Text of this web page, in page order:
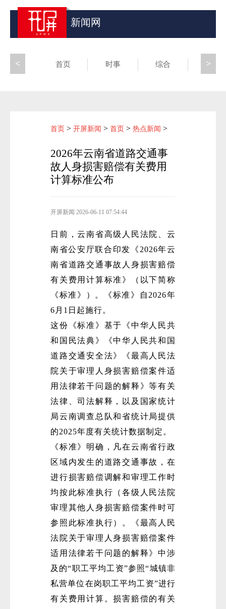
新闻网
首页 时事 综合 昆滇
>
<
首页 > 开屏新闻 > 首页 > 热点新闻 >
2026年云南省道路交通事
故人身损害赔偿有关费用
计算标准公布
开屏新闻 2026-06-11 07:54:44
日前，云南省高级人民法院、云
南省公安厅联合印发《2026年云
南省道路交通事故人身损害赔偿
有关费用计算标准》（以下简称
《标准》）。《标准》自2026年
6月1日起施行。
这份《标准》基于《中华人民共
和国民法典》《中华人民共和国
道路交通安全法》《最高人民法
院关于审理人身损害赔偿案件适
用法律若干问题的解释》等有关
法律、司法解释，以及国家统计
局云南调查总队和省统计局提供
的2025年度有关统计数据制定。
《标准》明确，凡在云南省行政
区域内发生的道路交通事故，在
进行损害赔偿调解和审理工作时
均按此标准执行（各级人民法院
审理其他人身损害赔偿案件时可
参照此标准执行）。《最高人民
法院关于审理人身损害赔偿案件
适用法律若干问题的解释》中涉
及的“职工平均工资”参照“城镇非
私营单位在岗职工平均工资”进行
有关费用计算。损害赔偿的有关